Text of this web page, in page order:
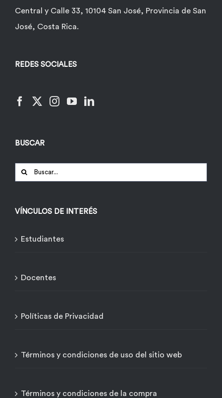
Central y Calle 33, 10104 San José, Provincia de San
José, Costa Rica.
REDES SOCIALES
BUSCAR
Buscar:
VÍNCULOS DE INTERÉS
Estudiantes
Docentes
Políticas de Privacidad
Términos y condiciones de uso del sitio web
Términos y condiciones de la compra